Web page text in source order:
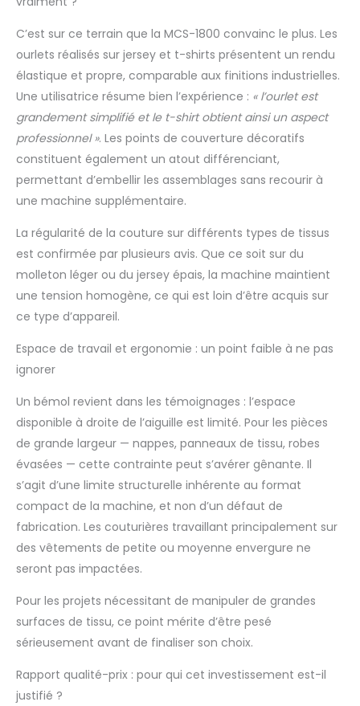
trouve sous le
couvercle en tissu
Contenu de la
livraison : pied
standard avec guide
de compensation,
guide de tissu,
assiette de fil,
support pour
bobines, filet de fil,
pincette, pinceau de
d'aiguilles, jeu
d'aiguilles, tournevis,
manuel d'utilisation
(français non
garanti), housse anti-
vous convaincre par
le robuste MCS-1800
C’est sur ce terrain que la MCS-1800 convainc le plus. Les
ourlets réalisés sur jersey et t-shirts présentent un rendu
élastique et propre, comparable aux finitions industrielles.
Une utilisatrice résume bien l’expérience : « l’ourlet est
grandement simplifié et le t-shirt obtient ainsi un aspect
professionnel ». Les points de couverture décoratifs
constituent également un atout différenciant,
permettant d’embellir les assemblages sans recourir à
une machine supplémentaire.
La régularité de la couture sur différents types de tissus
est confirmée par plusieurs avis. Que ce soit sur du
molleton léger ou du jersey épais, la machine maintient
une tension homogène, ce qui est loin d’être acquis sur
ce type d’appareil.
Espace de travail et ergonomie : un point faible à ne pas
ignorer
Un bémol revient dans les témoignages : l’espace
disponible à droite de l’aiguille est limité. Pour les pièces
de grande largeur — nappes, panneaux de tissu, robes
évasées — cette contrainte peut s’avérer gênante. Il
s’agit d’une limite structurelle inhérente au format
compact de la machine, et non d’un défaut de
fabrication. Les couturières travaillant principalement sur
des vêtements de petite ou moyenne envergure ne
seront pas impactées.
Pour les projets nécessitant de manipuler de grandes
surfaces de tissu, ce point mérite d’être pesé
sérieusement avant de finaliser son choix.
Rapport qualité-prix : pour qui cet investissement est-il
justifié ?